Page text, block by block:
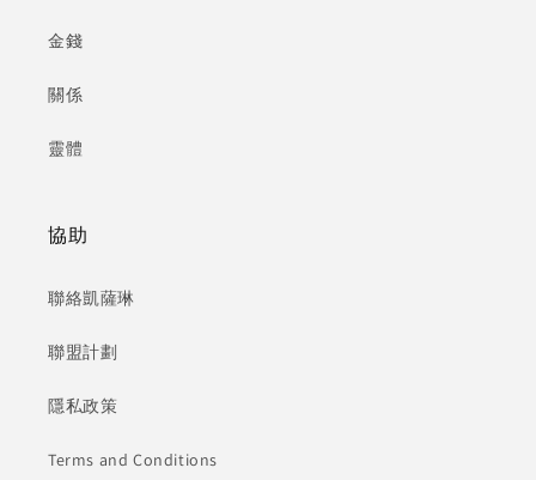
金錢
關係
靈體
協助
聯絡凱薩琳
聯盟計劃
隱私政策
Terms and Conditions